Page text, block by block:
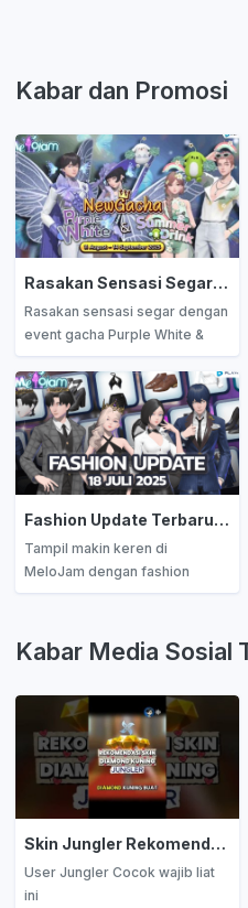
Kabar dan Promosi
Rasakan Sensasi Segar! Gacha Purple White & Summer Drink Kini Tersedia di Melojam
Rasakan sensasi segar dengan
event gacha Purple White &
Summer Drink di Melojam!
Dapatkan kostum eksklusif,
efek visual unik, dan hadiah
langka dengan sistem gacha
yang lebih ramah!
Fashion Update Terbaru MeloJam! Koleksi Outfit Stylish Siap Bikin Kamu Makin Keren
Tampil makin keren di
MeloJam dengan fashion
update terbaru 18 Juli 2025!
Cutie, dan Summer Breeze
hadir dengan desain stylish dan
ekspresikan gayamu sekarang!
Kabar Media Sosial
Skin Jungler Rekomendasi Diamond Kuning
User Jungler Cocok wajib liat
ini